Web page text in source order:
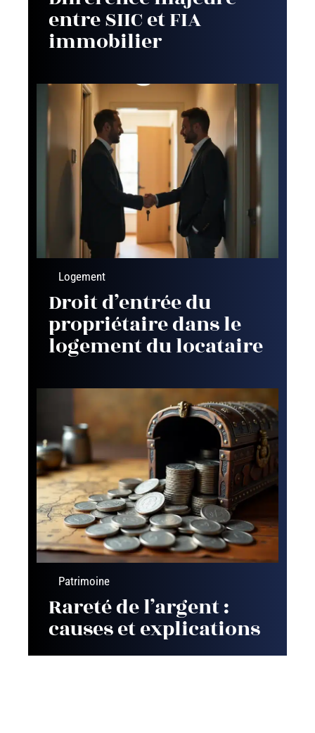
entre SIIC et FIA
immobilier
Logement
Droit d’entrée du
propriétaire dans le
logement du locataire
Patrimoine
Rareté de l’argent :
causes et explications